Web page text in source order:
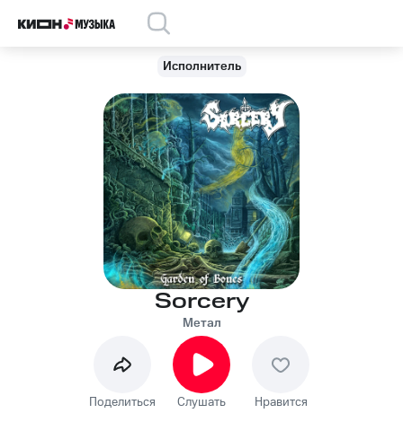
Исполнитель
Sorcery
Метал
Поделиться Слушать Нравится